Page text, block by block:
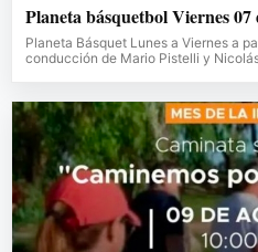
Planeta básquetbol Viernes 07
Planeta Básquet Lunes a Viernes a
conducción de Mario Pistelli y